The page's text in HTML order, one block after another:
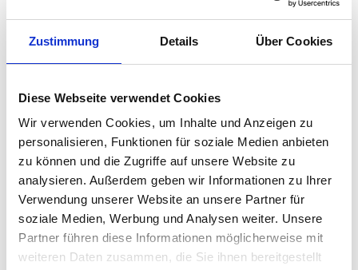
Zustimmung Details Über Cookies
Diese Webseite verwendet Cookies
Wir verwenden Cookies, um Inhalte und Anzeigen zu
personalisieren, Funktionen für soziale Medien anbieten
zu können und die Zugriffe auf unsere Website zu
analysieren. Außerdem geben wir Informationen zu Ihrer
Verwendung unserer Website an unsere Partner für
soziale Medien, Werbung und Analysen weiter. Unsere
Partner führen diese Informationen möglicherweise mit
weiteren Daten zusammen, die Sie ihnen bereitgestellt
Marmeladenglas /
Zuckerdose Hirsch
46,00 €
Räder Design - Cozy
Time Zuckerdose
Zucker Sugar Sucre
24,99 €
Zuckerdosen – Stilvolle
Aufbewahrung für Ihren Zucker
Willkommen in der Kategorie Zuckerdosen bei raum-
blick.de! Hier finden Sie eine exquisite Auswahl an
Räder Design